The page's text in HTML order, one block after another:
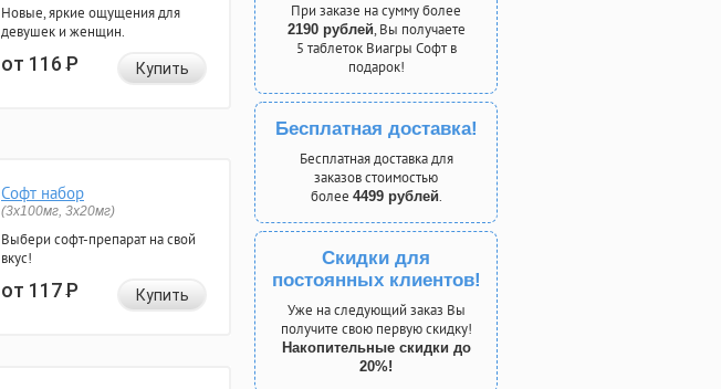
Новые, яркие ощущения для
девушек и женщин.
от 116Р Купить
Софт набор
(3x100мг, 3x20мг)
Выбери софт-препарат на свой
вкус!
от 117Р Купить
При заказе на сумму более
2190 рублей, Вы получаете
5 таблеток Виагры Софт в
подарок!
Бесплатная доставка!
Бесплатная доставка для
заказов стоимостью
более 4499 рублей.
Скидки для
постоянных клиентов!
Уже на следующий заказ Вы
получите свою первую скидку!
Накопительные скидки до
20%!